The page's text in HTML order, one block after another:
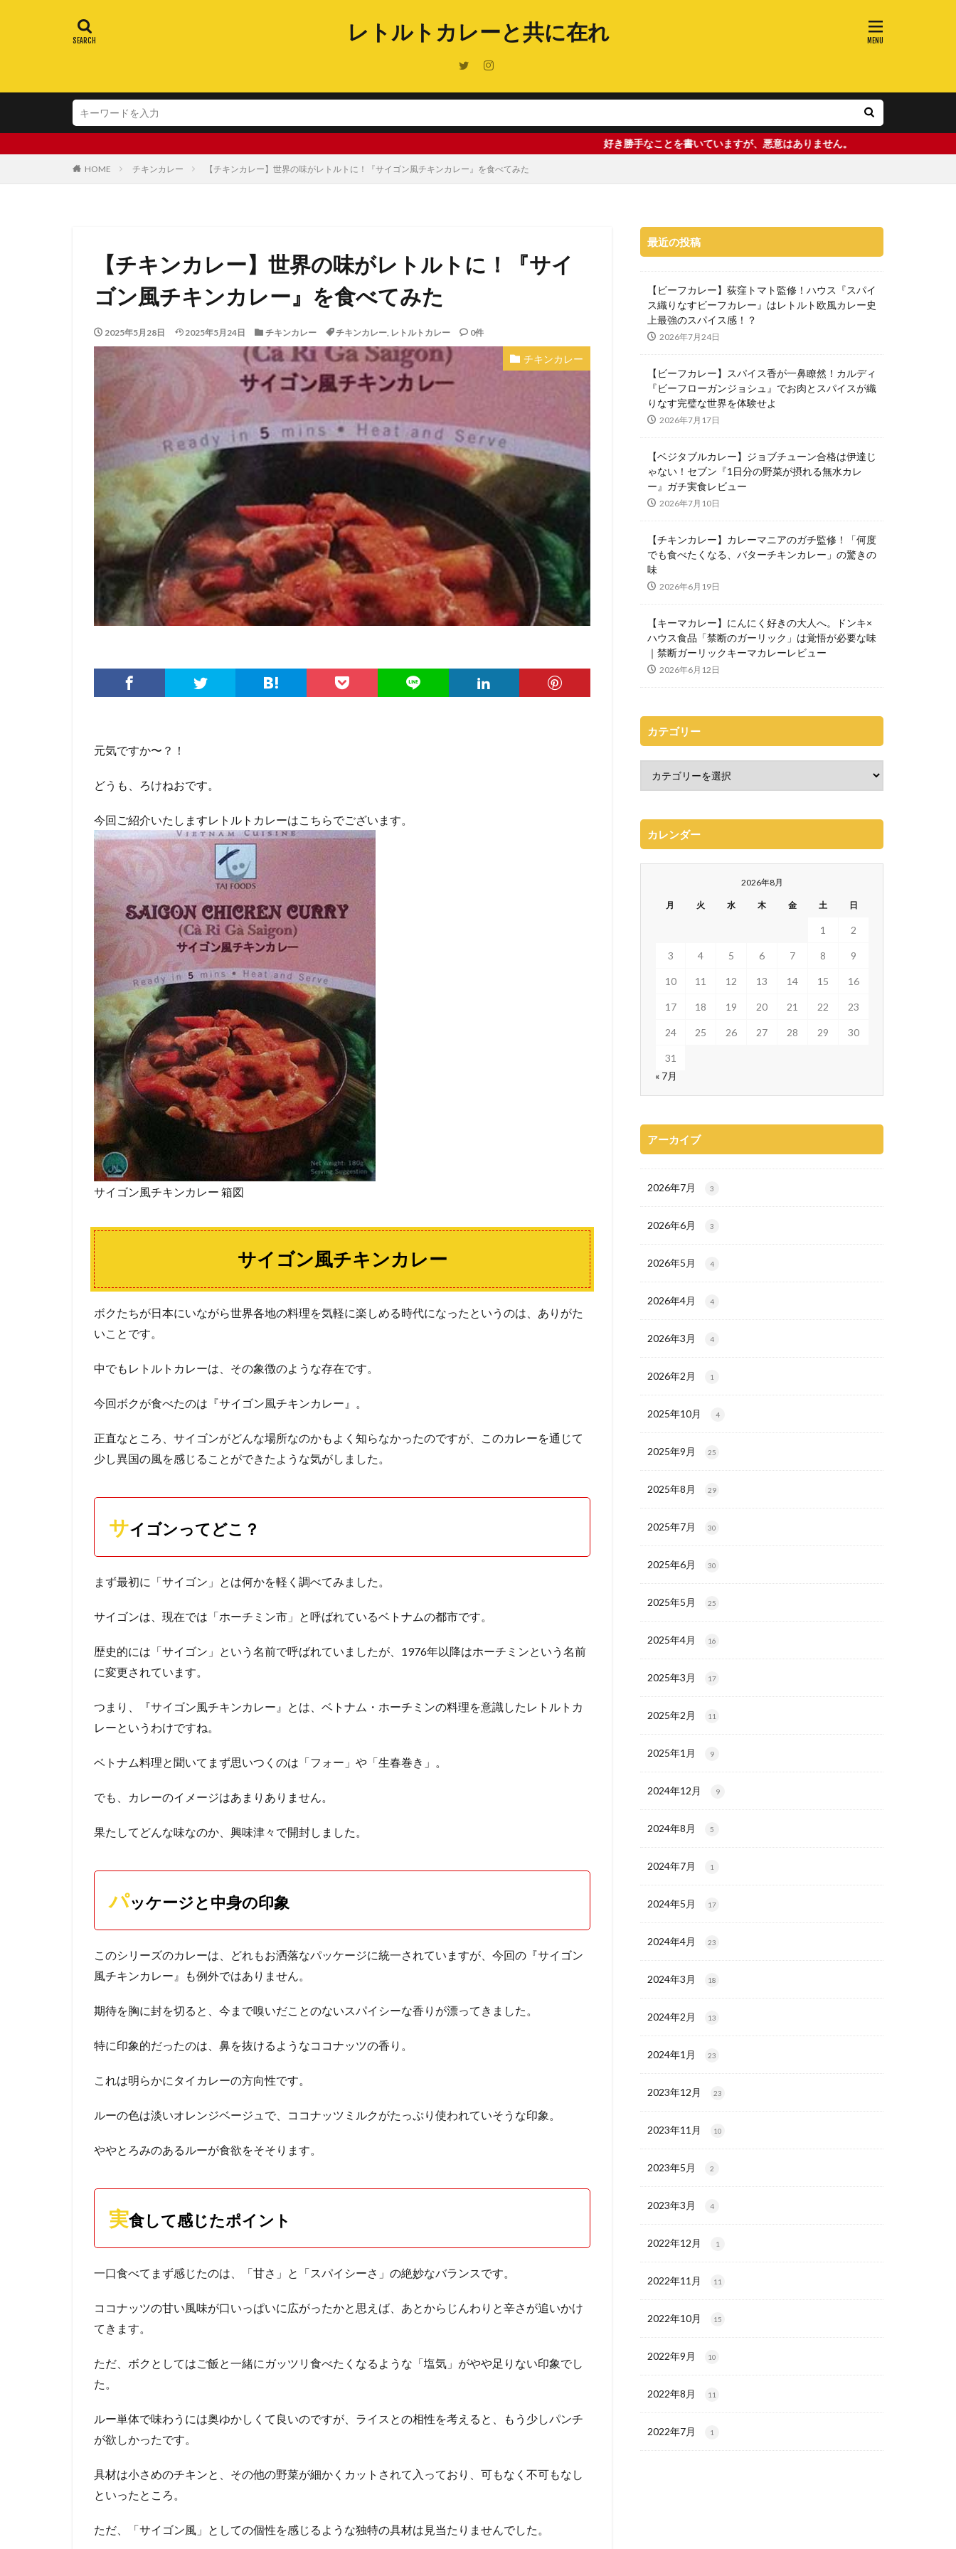
レトルトカレーと共に在れ
好き勝手なことを書いていますが、悪意はありません。
HOME チキンカレー 【チキンカレー】世界の味がレトルトに！『サイゴン風チキンカレー』を食べてみた
【チキンカレー】世界の味がレトルトに！『サイ
ゴン風チキンカレー』を食べてみた
2025年5月28日 2025年5月24日 チキンカレー チキンカレー, レトルトカレー 0件
チキンカレー
元気ですか〜？！
どうも、ろけねおです。
今回ご紹介いたしますレトルトカレーはこちらでございます。
サイゴン風チキンカレー 箱図
サイゴン風チキンカレー
ボクたちが日本にいながら世界各地の料理を気軽に楽しめる時代になったというのは、ありがた
いことです。
中でもレトルトカレーは、その象徴のような存在です。
今回ボクが食べたのは『サイゴン風チキンカレー』。
正直なところ、サイゴンがどんな場所なのかもよく知らなかったのですが、このカレーを通じて
少し異国の風を感じることができたような気がしました。
サイゴンってどこ？
まず最初に「サイゴン」とは何かを軽く調べてみました。
サイゴンは、現在では「ホーチミン市」と呼ばれているベトナムの都市です。
歴史的には「サイゴン」という名前で呼ばれていましたが、1976年以降はホーチミンという名前
に変更されています。
つまり、『サイゴン風チキンカレー』とは、ベトナム・ホーチミンの料理を意識したレトルトカ
レーというわけですね。
ベトナム料理と聞いてまず思いつくのは「フォー」や「生春巻き」。
でも、カレーのイメージはあまりありません。
果たしてどんな味なのか、興味津々で開封しました。
パッケージと中身の印象
このシリーズのカレーは、どれもお洒落なパッケージに統一されていますが、今回の『サイゴン
風チキンカレー』も例外ではありません。
期待を胸に封を切ると、今まで嗅いだことのないスパイシーな香りが漂ってきました。
特に印象的だったのは、鼻を抜けるようなココナッツの香り。
これは明らかにタイカレーの方向性です。
ルーの色は淡いオレンジベージュで、ココナッツミルクがたっぷり使われていそうな印象。
ややとろみのあるルーが食欲をそそります。
実食して感じたポイント
一口食べてまず感じたのは、「甘さ」と「スパイシーさ」の絶妙なバランスです。
ココナッツの甘い風味が口いっぱいに広がったかと思えば、あとからじんわりと辛さが追いかけ
てきます。
ただ、ボクとしてはご飯と一緒にガッツリ食べたくなるような「塩気」がやや足りない印象でし
た。
ルー単体で味わうには奥ゆかしくて良いのですが、ライスとの相性を考えると、もう少しパンチ
が欲しかったです。
具材は小さめのチキンと、その他の野菜が細かくカットされて入っており、可もなく不可もなし
といったところ。
ただ、「サイゴン風」としての個性を感じるような独特の具材は見当たりませんでした。
最近の投稿
【ビーフカレー】荻窪トマト監修！ハウス『スパイ
ス織りなすビーフカレー』はレトルト欧風カレー史
上最強のスパイス感！？
2026年7月24日
【ビーフカレー】スパイス香が一鼻瞭然！カルディ
『ビーフローガンジョシュ』でお肉とスパイスが織
りなす完璧な世界を体験せよ
2026年7月17日
【ベジタブルカレー】ジョブチューン合格は伊達じ
ゃない！セブン『1日分の野菜が摂れる無水カレ
ー』ガチ実食レビュー
2026年7月10日
【チキンカレー】カレーマニアのガチ監修！「何度
でも食べたくなる、バターチキンカレー」の驚きの
味
2026年6月19日
【キーマカレー】にんにく好きの大人へ。ドンキ×
ハウス食品「禁断のガーリック」は覚悟が必要な味
｜禁断ガーリックキーマカレーレビュー
2026年6月12日
カテゴリー
カレンダー
2026年8月
月 火 水 木 金 土 日
1 2
3 4 5 6 7 8 9
10 11 12 13 14 15 16
17 18 19 20 21 22 23
24 25 26 27 28 29 30
31
« 7月
アーカイブ
2026年7月 3
2026年6月 3
2026年5月 4
2026年4月 4
2026年3月 4
2026年2月 1
2025年10月 4
2025年9月 25
2025年8月 29
2025年7月 30
2025年6月 30
2025年5月 25
2025年4月 16
2025年3月 17
2025年2月 11
2025年1月 9
2024年12月 9
2024年8月 5
2024年7月 1
2024年5月 17
2024年4月 23
2024年3月 18
2024年2月 13
2024年1月 23
2023年12月 23
2023年11月 10
2023年5月 2
2023年3月 4
2022年12月 1
2022年11月 11
2022年10月 15
2022年9月 10
2022年8月 11
2022年7月 1